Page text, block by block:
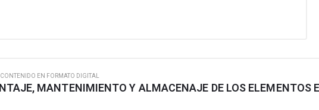
CONTENIDO EN FORMATO DIGITAL